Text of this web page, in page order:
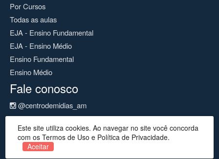
Por Cursos
Todas as aulas
EJA - Ensino Fundamental
EJA - Ensino Médio
Ensino Fundamental
Ensino Médio
Fale conosco
@centrodemidias_am
@centrodemidias
cemeam@seduc.net
Este site utiliza cookies. Ao navegar no site você concorda
com os Termos de Uso e Política de Privacidade.
Aceitar